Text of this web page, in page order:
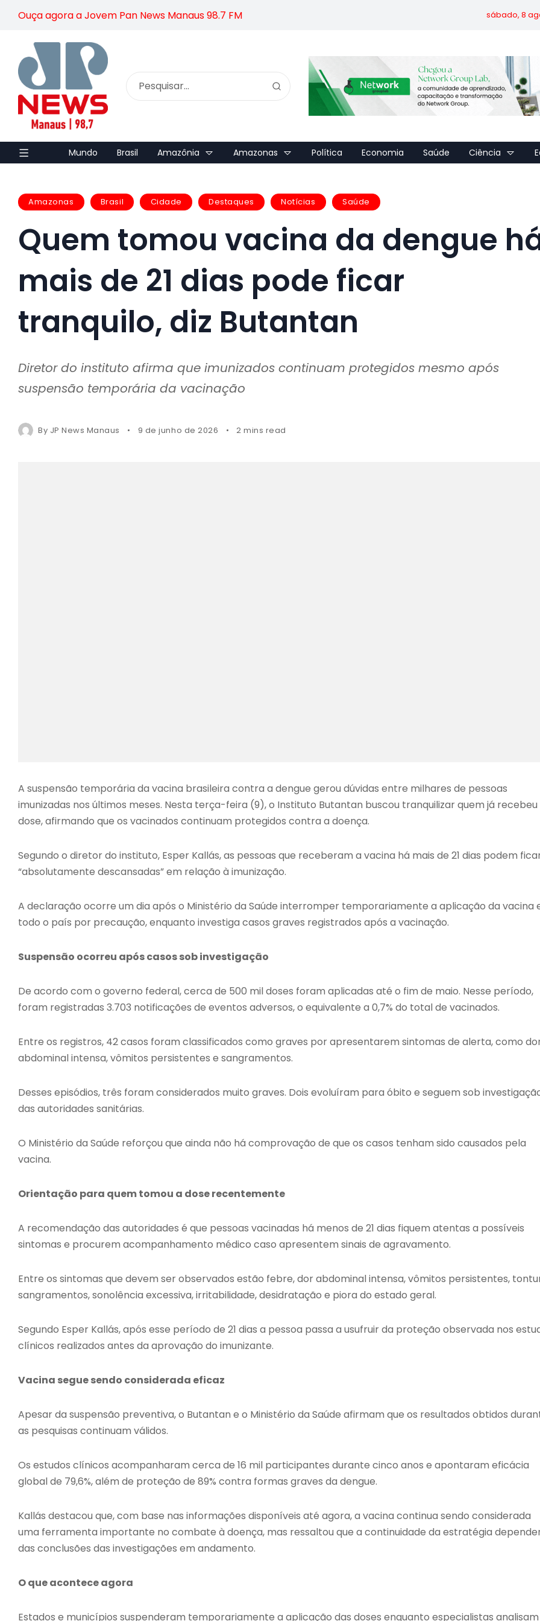
Ouça agora a Jovem Pan News Manaus 98.7 FM sábado, 8
Mundo Brasil Amazônia Amazonas Política Economia Saúde Ciência
Amazonas Brasil Cidade Destaques Notícias Saúde
Quem tomou vacina da dengue
mais de 21 dias pode ficar
tranquilo, diz Butantan
Diretor do instituto afirma que imunizados continuam protegidos mesmo após
suspensão temporária da vacinação
By JP News Manaus 9 de junho de 2026 2 mins read
A suspensão temporária da vacina brasileira contra a dengue gerou dúvidas entre milhares de pessoas
imunizadas nos últimos meses. Nesta terça-feira (9), o Instituto Butantan buscou tranquilizar quem já recebeu
dose, afirmando que os vacinados continuam protegidos contra a doença.
Segundo o diretor do instituto, Esper Kallás, as pessoas que receberam a vacina há mais de 21 dias podem
“absolutamente descansadas” em relação à imunização.
A declaração ocorre um dia após o Ministério da Saúde interromper temporariamente a aplicação da vacina
todo o país por precaução, enquanto investiga casos graves registrados após a vacinação.
Suspensão ocorreu após casos sob investigação
De acordo com o governo federal, cerca de 500 mil doses foram aplicadas até o fim de maio. Nesse período,
foram registradas 3.703 notificações de eventos adversos, o equivalente a 0,7% do total de vacinados.
Entre os registros, 42 casos foram classificados como graves por apresentarem sintomas de alerta, como
abdominal intensa, vômitos persistentes e sangramentos.
Desses episódios, três foram considerados muito graves. Dois evoluíram para óbito e seguem sob
das autoridades sanitárias.
O Ministério da Saúde reforçou que ainda não há comprovação de que os casos tenham sido causados pela
vacina.
Orientação para quem tomou a dose recentemente
A recomendação das autoridades é que pessoas vacinadas há menos de 21 dias fiquem atentas a possíveis
sintomas e procurem acompanhamento médico caso apresentem sinais de agravamento.
Entre os sintomas que devem ser observados estão febre, dor abdominal intensa, vômitos persistentes,
sangramentos, sonolência excessiva, irritabilidade, desidratação e piora do estado geral.
Segundo Esper Kallás, após esse período de 21 dias a pessoa passa a usufruir da proteção observada nos
clínicos realizados antes da aprovação do imunizante.
Vacina segue sendo considerada eficaz
Apesar da suspensão preventiva, o Butantan e o Ministério da Saúde afirmam que os resultados obtidos
as pesquisas continuam válidos.
Os estudos clínicos acompanharam cerca de 16 mil participantes durante cinco anos e apontaram eficácia
global de 79,6%, além de proteção de 89% contra formas graves da dengue.
Kallás destacou que, com base nas informações disponíveis até agora, a vacina continua sendo considerada
uma ferramenta importante no combate à doença, mas ressaltou que a continuidade da estratégia
das conclusões das investigações em andamento.
O que acontece agora
Estados e municípios suspenderam temporariamente a aplicação das doses enquanto especialistas analisam